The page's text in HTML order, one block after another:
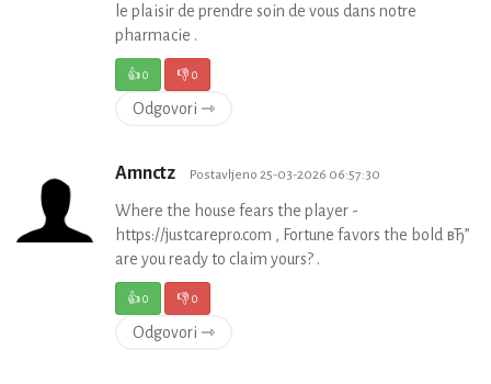
le plaisir de prendre soin de vous dans notre
pharmacie .
👍0 👎0
Odgovori ⇾
Amnctz Postavljeno 25-03-2026 06:57:30
Where the house fears the player -
https://justcarepro.com , Fortune favors the bold вЂ”
are you ready to claim yours? .
👍0 👎0
Odgovori ⇾